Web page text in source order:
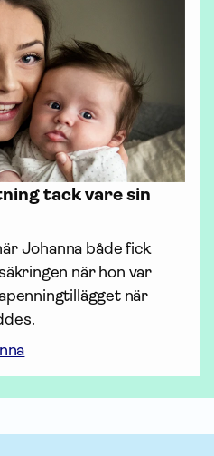
tack vare sin
Johanna både fick
när hon var
när